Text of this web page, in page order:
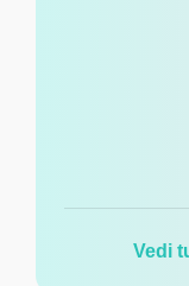
Vedi